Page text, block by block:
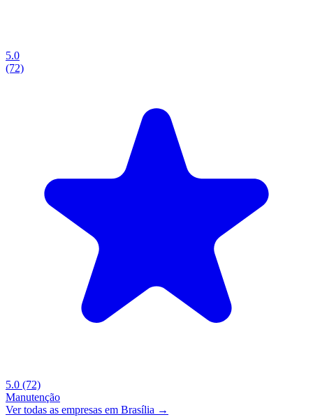
5.0
(72)
5.0 (72)
Manutenção
Ver todas as empresas em Brasília →